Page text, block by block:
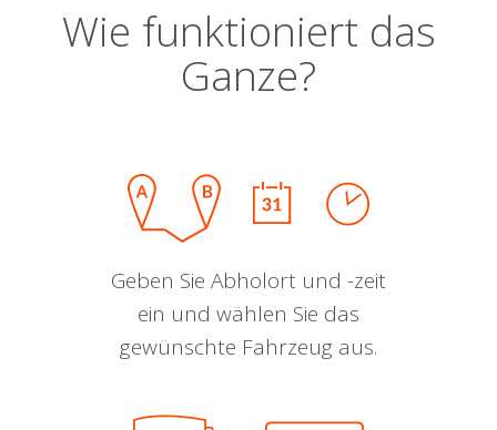
Wie funktioniert das
Ganze?
Geben Sie Abholort und -zeit
ein und wählen Sie das
gewünschte Fahrzeug aus.